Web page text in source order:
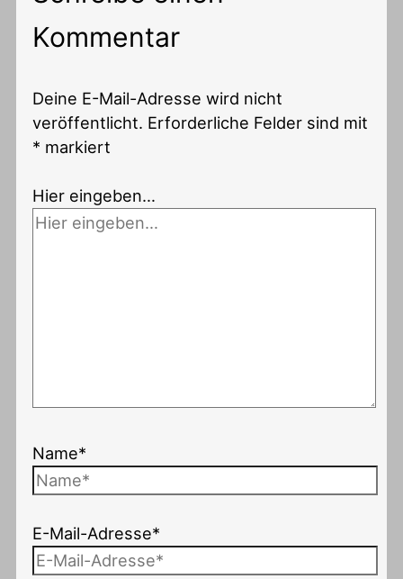
Kommentar
Deine E-Mail-Adresse wird nicht
veröffentlicht. Erforderliche Felder sind mit
* markiert
Hier eingeben…
Name*
E-Mail-Adresse*